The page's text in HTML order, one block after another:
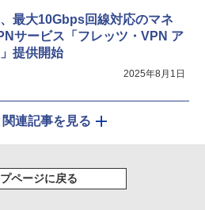
最大10Gbps回線対応のマネ
サービス「フレッツ・VPN ア
提供開始
2025年8月1日
関連記事を見る
プページに戻る